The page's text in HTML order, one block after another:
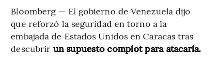
Bloomberg — El gobierno de Venezuela dijo
que reforzó la seguridad en torno a la
embajada de Estados Unidos en Caracas tras
descubrir un supuesto complot para atacarla.